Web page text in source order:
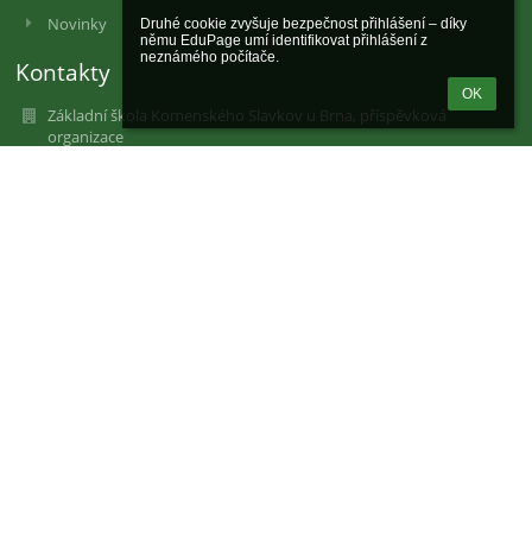
Druhé cookie zvyšuje bezpečnost přihlášení – díky
němu EduPage umí identifikovat přihlášení z
neznámého počítače.
OK
Novinky
Kontakty
Základní škola Komenského Slavkov u Brna, příspěvková
organizace